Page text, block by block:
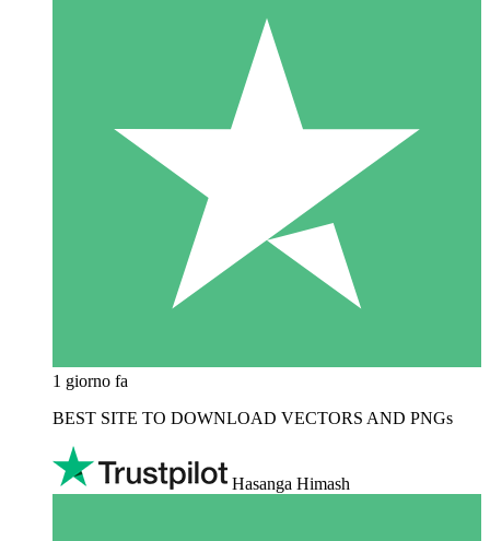
1 giorno fa
BEST SITE TO DOWNLOAD VECTORS AND PNGs
Hasanga Himash